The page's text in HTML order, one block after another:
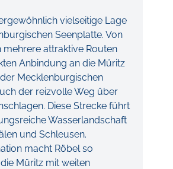
vielseitige Lage
Seenplatte. Von
mehrere attraktive Routen
Anbindung an die Müritz
Mecklenburgischen
der reizvolle Weg über
Diese Strecke führt
Wasserlandschaft
und Schleusen.
macht Röbel so
Müritz mit weiten